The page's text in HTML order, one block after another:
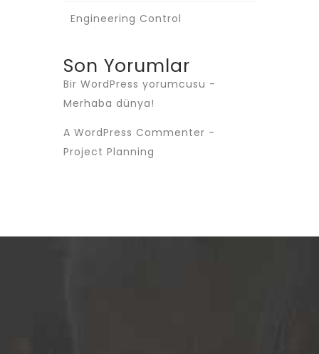
Engineering Control
Son Yorumlar
Bir WordPress yorumcusu -
Merhaba dünya!
A WordPress Commenter -
Project Planning